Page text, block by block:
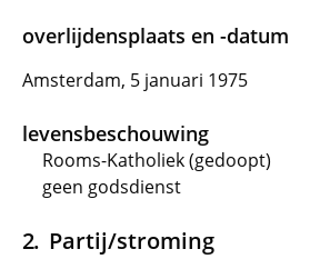
overlijdensplaats en -datum
Amsterdam, 5 januari 1975
levensbeschouwing
Rooms-Katholiek (gedoopt)
geen godsdienst
Partij/stroming